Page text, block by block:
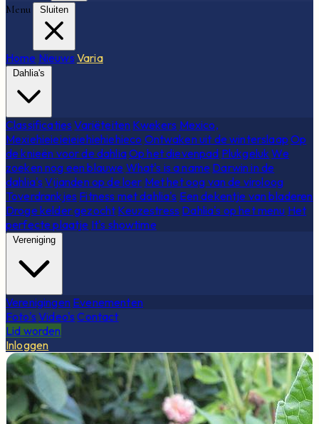
Menu Sluiten
Home Nieuws Varia
Dahlia's
Classificaties Variëteiten Kwekers Mexico,
Mexiehieieieieiehiehiehieco Ontwaken uit de winterslaap Op
de knieën voor de dahliaOp het dievenpad Plukgeluk We
zoeken nog een blauwe What's is a name Darwin in de
dahlia's Vijanden op de loer Met het oog van de viroloog
Toverdrankjes Fitness met dahlia's Een dekentje van bladeren
Droge kelder gezocht Keuzestress Dahlia's op het menu Het
perfecte plaatje It's showtime
Vereniging
Verenigingen Evenementen
Foto's Video's Contact
Lid worden
Inloggen